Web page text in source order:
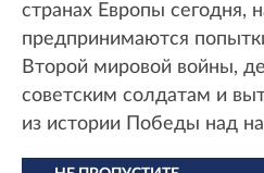
странах Европы сегодня,
предпринимаются
Второй мировой войны,
советским солдатам и
из истории Победы над